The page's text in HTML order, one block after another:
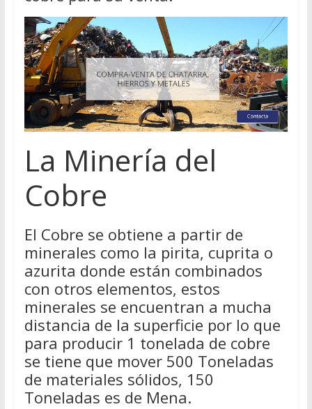
La Minería del
Cobre
El Cobre se obtiene a partir de
minerales como la pirita, cuprita o
azurita donde están combinados
con otros elementos, estos
minerales se encuentran a mucha
distancia de la superficie por lo que
para producir 1 tonelada de cobre
se tiene que mover 500 Toneladas
de materiales sólidos, 150
Toneladas es de Mena.